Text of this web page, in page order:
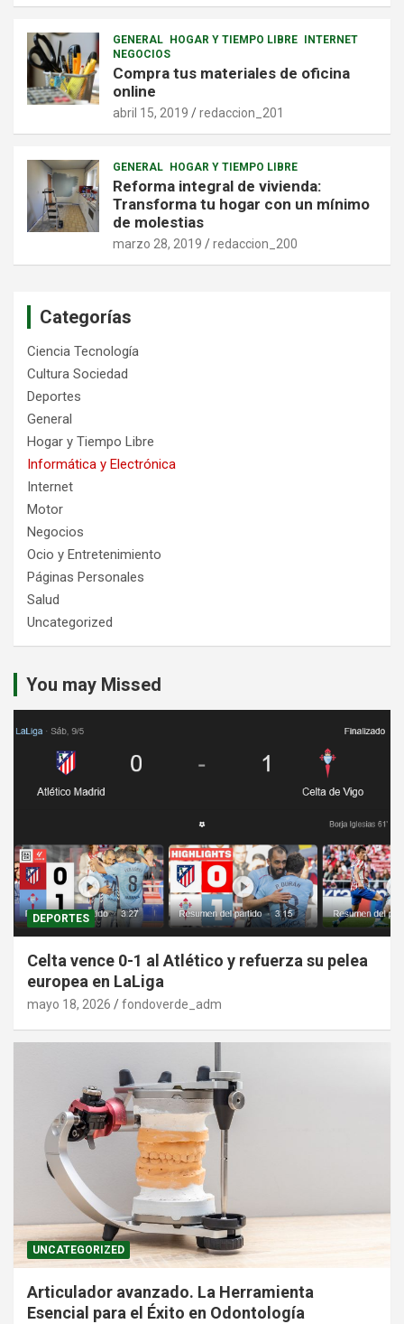
GENERAL HOGAR Y TIEMPO LIBRE INTERNET
NEGOCIOS
Compra tus materiales de oficina
online
abril 15, 2019 redaccion_201
GENERAL HOGAR Y TIEMPO LIBRE
Reforma integral de vivienda:
Transforma tu hogar con un mínimo
de molestias
marzo 28, 2019 redaccion_200
Categorías
Ciencia Tecnología
Cultura Sociedad
Deportes
General
Hogar y Tiempo Libre
Informática y Electrónica
Internet
Motor
Negocios
Ocio y Entretenimiento
Páginas Personales
Salud
Uncategorized
You may Missed
DEPORTES
Celta vence 0-1 al Atlético y refuerza su pelea
europea en LaLiga
mayo 18, 2026 fondoverde_adm
UNCATEGORIZED
Articulador avanzado. La Herramienta
Esencial para el Éxito en Odontología